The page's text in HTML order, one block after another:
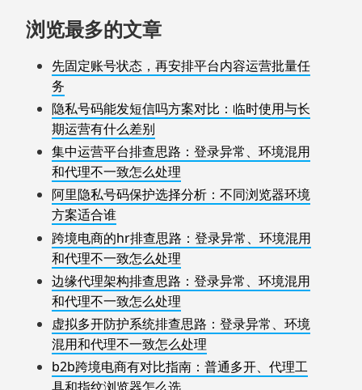
浏览最多的文章
先固定账号状态，再安排平台内容运营批量任
务
隐私号码能发短信吗方案对比：临时使用与长
期运营有什么差别
集中运营平台排查思路：登录异常、环境混用
和代理不一致怎么处理
阿里隐私号码保护选择分析：不同浏览器环境
方案适合谁
跨境电商的hr排查思路：登录异常、环境混用
和代理不一致怎么处理
边缘代理架构排查思路：登录异常、环境混用
和代理不一致怎么处理
虚拟多开防护系统排查思路：登录异常、环境
混用和代理不一致怎么处理
b2b跨境电商有对比指南：普通多开、代理工